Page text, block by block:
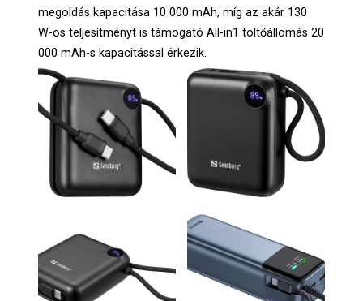
megoldás kapacitása 10 000 mAh, míg az akár 130
W-os teljesítményt is támogató All-in1 töltőállomás 20
000 mAh-s kapacitással érkezik.